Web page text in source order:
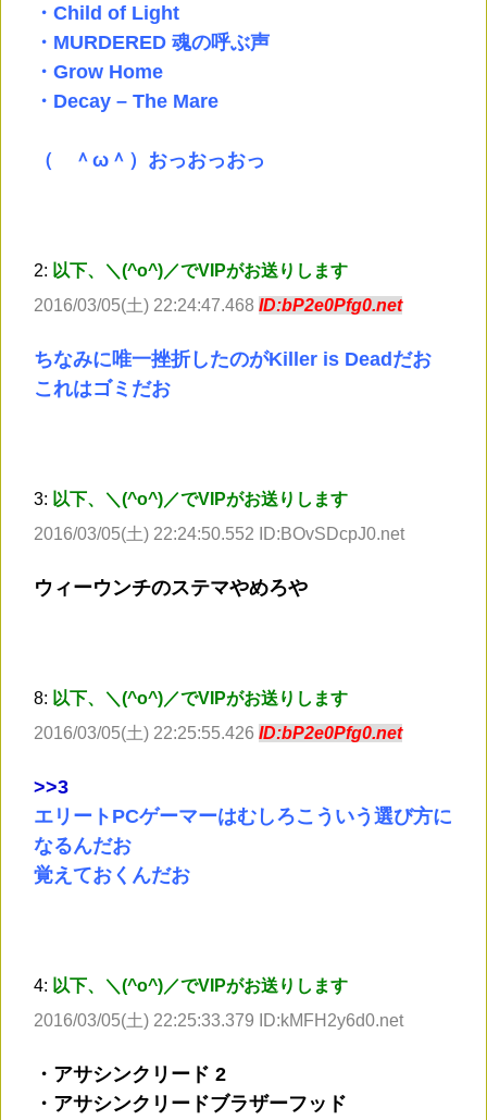
・Child of Light
・MURDERED 魂の呼ぶ声
・Grow Home
・Decay – The Mare
（ ＾ω＾）おっおっおっ
2: 以下、＼(^o^)／でVIPがお送りします
2016/03/05(土) 22:24:47.468 ID:bP2e0Pfg0.net
ちなみに唯一挫折したのがKiller is Deadだお
これはゴミだお
3: 以下、＼(^o^)／でVIPがお送りします
2016/03/05(土) 22:24:50.552 ID:BOvSDcpJ0.net
ウィーウンチのステマやめろや
8: 以下、＼(^o^)／でVIPがお送りします
2016/03/05(土) 22:25:55.426 ID:bP2e0Pfg0.net
>>3
エリートPCゲーマーはむしろこういう選び方に
なるんだお
覚えておくんだお
4: 以下、＼(^o^)／でVIPがお送りします
2016/03/05(土) 22:25:33.379 ID:kMFH2y6d0.net
・アサシンクリード 2
・アサシンクリードブラザーフッド